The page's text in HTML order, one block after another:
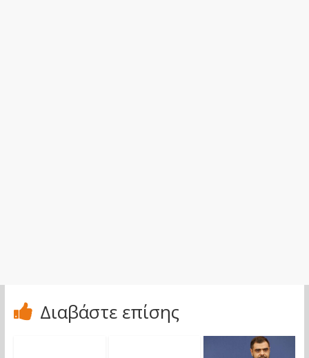
Διαβάστε επίσης